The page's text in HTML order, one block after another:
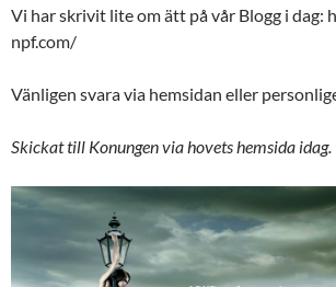
Vi har skrivit lite om ätt på vår Blogg i dag:
npf.com/
Vänligen svara via hemsidan eller
Skickat till Konungen via hovets hemsida idag.